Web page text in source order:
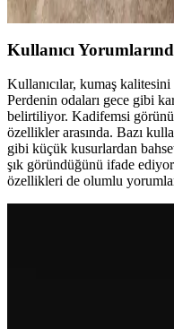
Kullanıcı
Kullanıcılar, kumaş
Perdenin odaları gece gibi
belirtiliyor. Kadifemsi
özellikler arasında. Bazı
gibi küçük kusurlardan
şık göründüğünü ifade
özellikleri de olumlu